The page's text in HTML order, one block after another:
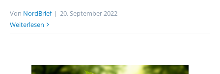
Von NordBrief | 20. September 2022
Weiterlesen